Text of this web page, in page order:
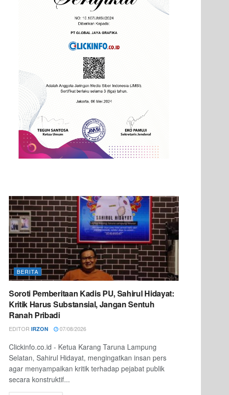
BERITA
Soroti Pemberitaan Kadis PU, Sahirul Hidayat:
Kritik Harus Substansial, Jangan Sentuh
Ranah Pribadi
EDITOR IRZON 07/08/2026
Clickinfo.co.id - Ketua Karang Taruna Lampung
Selatan, Sahirul Hidayat, mengingatkan insan pers
agar menyampaikan kritik terhadap pejabat publik
secara konstruktif...